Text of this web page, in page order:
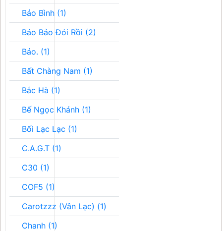
Bảo Bình (1)
Bảo Bảo Đói Rồi (2)
Bảo. (1)
Bất Chàng Nam (1)
Bắc Hà (1)
Bế Ngọc Khánh (1)
Bối Lạc Lạc (1)
C.A.G.T (1)
C30 (1)
COF5 (1)
Carotzzz (Vân Lạc) (1)
Chanh (1)